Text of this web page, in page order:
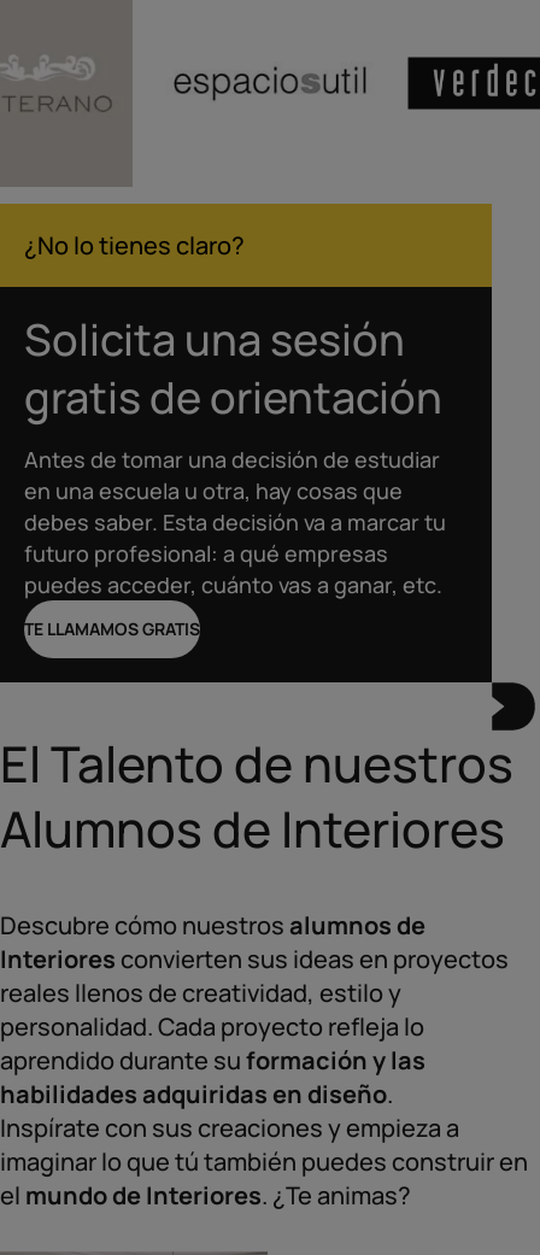
¿No lo tienes claro?
Solicita una sesión
gratis de orientación
Antes de tomar una decisión de estudiar
en una escuela u otra, hay cosas que
debes saber. Esta decisión va a marcar tu
futuro profesional: a qué empresas
puedes acceder, cuánto vas a ganar, etc.
TE LLAMAMOS GRATIS
El Talento de nuestros
Alumnos de Interiores
Descubre cómo nuestros alumnos de
Interiores convierten sus ideas en proyectos
reales llenos de creatividad, estilo y
personalidad. Cada proyecto refleja lo
aprendido durante suformación y las
habilidades adquiridas en diseño.
Inspírate con sus creaciones y empieza a
imaginar lo que tú también puedes construir en
el mundo de Interiores. ¿Te animas?